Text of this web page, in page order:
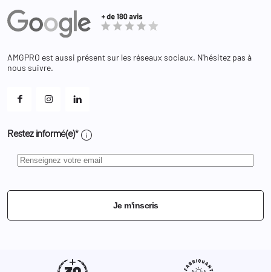
Equipements
Bagagerie
Adresses
Bons de réduction
Et les cookies ?
AMGPRO est aussi présent sur les réseaux sociaux. N'hésitez pas à
nous suivre.
Restez informé(e)* info
Je m'inscris